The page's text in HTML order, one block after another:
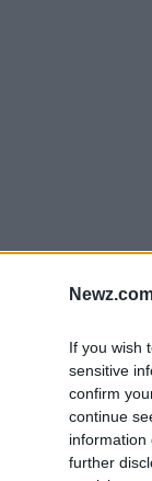
If you wish
sensitive
confirm
continue
information
further
op de
heeft
te zetten.